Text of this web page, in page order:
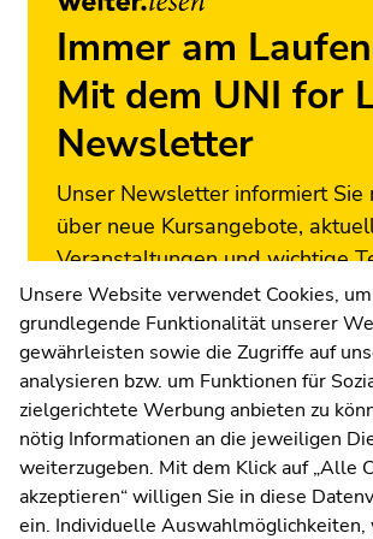
Immer am
Mit dem UNI for
Newsletter
Unser Newsletter informiert Sie
über neue Kursangebote,
Veranstaltungen und wichtige
Melden Sie sich jetzt an!
Zur Newsletter-
UNI for LIFE
Unsere Website verwendet Cookies,
grundlegende Funktionalität unserer
gewährleisten sowie die Zugriffe auf
analysieren bzw. um Funktionen für
zielgerichtete Werbung anbieten zu
nötig Informationen an die jeweiligen
weiterzugeben. Mit dem Klick auf „Alle
akzeptieren“ willigen Sie in diese
ein. Individuelle Auswahlmöglichkeiten,